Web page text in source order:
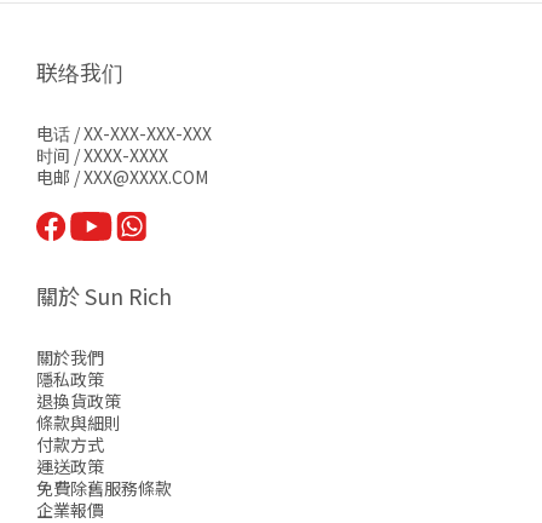
联络我们
电话 / XX-XXX-XXX-XXX
时间 / XXXX-XXXX
电邮 / XXX@XXXX.COM
關於 Sun Rich
關於我們
隱私政策
退換貨政策
條款與細則
付款方式
運送政策
免費除舊服務條款
企業報價